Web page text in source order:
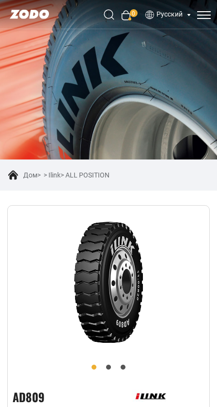
0 Русский
Дом Ilink ALL POSITION
AD809